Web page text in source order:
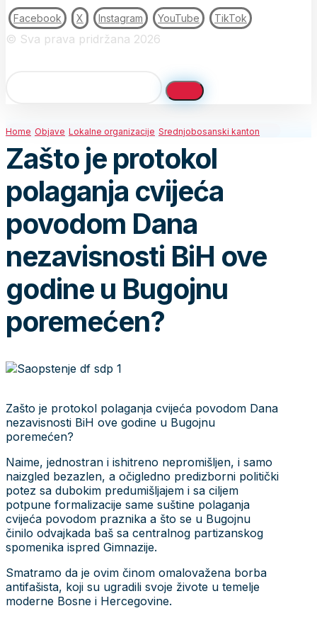
Facebook X Instagram YouTube TikTok
© Sva prava pridržana 2026
Home Objave Lokalne organizacije Srednjobosanski kanton
Zašto je protokol
polaganja cvijeća
povodom Dana
nezavisnosti BiH ove
godine u Bugojnu
poremećen?
Zašto je protokol polaganja cvijeća povodom Dana
nezavisnosti BiH ove godine u Bugojnu
poremećen?
Naime, jednostran i ishitreno nepromišljen, i samo
naizgled bezazlen, a očigledno predizborni politički
potez sa dubokim predumišljajem i sa ciljem
potpune formalizacije same suštine polaganja
cvijeća povodom praznika a što se u Bugojnu
činilo odvajkada baš sa centralnog partizanskog
spomenika ispred Gimnazije.
Smatramo da je ovim činom omalovažena borba
antifašista, koji su ugradili svoje živote u temelje
moderne Bosne i Hercegovine.